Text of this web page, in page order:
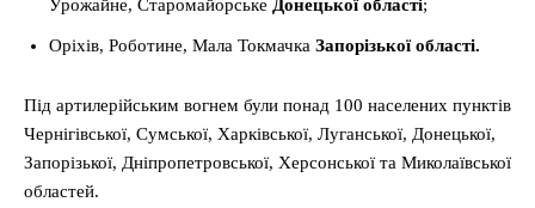
Урожайне, Старомайорське Донецької області;
Оріхів, Роботине, Мала Токмачка Запорізької області.
Під артилерійським вогнем були понад 100 населених пунктів
Чернігівської, Сумської, Харківської, Луганської, Донецької,
Запорізької, Дніпропетровської, Херсонської та Миколаївської
областей.